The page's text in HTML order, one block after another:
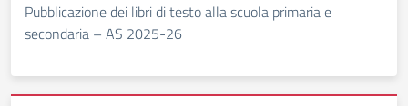
Pubblicazione dei libri di testo alla scuola primaria e
secondaria – AS 2025-26